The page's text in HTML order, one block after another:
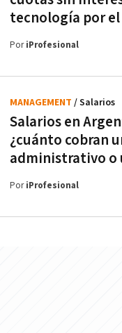
tecnología por
PoriProfesional
Salarios en
¿cuánto cobran
administrativo o
MANAGEMENT / Salarios
PoriProfesional